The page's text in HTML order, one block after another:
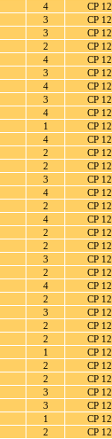
4 СР 12
3 СР 12
3 СР 12
2 СР 12
4 СР 12
3 СР 12
4 СР 12
3 СР 12
4 СР 12
1 СР 12
4 СР 12
2 СР 12
2 СР 12
3 СР 12
4 СР 12
2 СР 12
4 СР 12
2 СР 12
2 СР 12
3 СР 12
2 СР 12
4 СР 12
2 СР 12
3 СР 12
2 СР 12
2 СР 12
1 СР 12
2 СР 12
2 СР 12
3 СР 12
3 СР 12
1 СР 12
2 СР 12